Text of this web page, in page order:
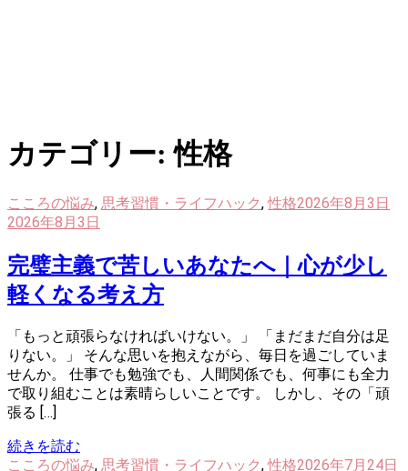
カテゴリー:性格
こころの悩み, 思考習慣・ライフハック,性格2026年8月3日
2026年8月3日
完璧主義で苦しいあなたへ｜心が少し
軽くなる考え方
「もっと頑張らなければいけない。」 「まだまだ自分は足
りない。」 そんな思いを抱えながら、毎日を過ごしていま
せんか。 仕事でも勉強でも、人間関係でも、何事にも全力
で取り組むことは素晴らしいことです。 しかし、その「頑
張る […]
続きを読む
こころの悩み, 思考習慣・ライフハック,性格2026年7月24日